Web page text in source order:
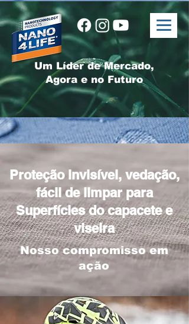
Um Líder de Mercado,
Agora e no Futuro
Proteção invisível, vedação,
fácil de limpar para
Superfícies do capacete e
viseira
Nosso compromisso em
ação